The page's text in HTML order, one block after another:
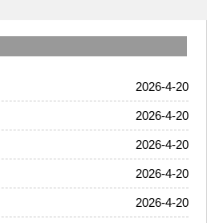
2026-4-20
2026-4-20
2026-4-20
2026-4-20
2026-4-20